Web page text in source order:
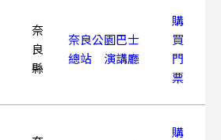
奈
良
縣
奈良公園巴士
總站 演講廳
購
買
門
票
購